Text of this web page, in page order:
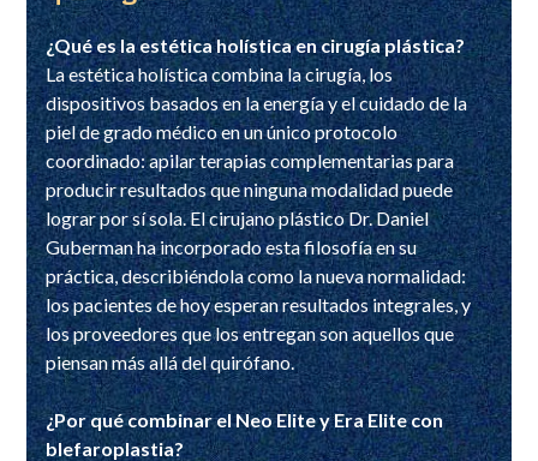
¿Qué es la estética holística en cirugía plástica?
La estética holística combina la cirugía, los
dispositivos basados en la energía y el cuidado de la
piel de grado médico en un único protocolo
coordinado: apilar terapias complementarias para
producir resultados que ninguna modalidad puede
lograr por sí sola. El cirujano plástico Dr. Daniel
Guberman ha incorporado esta filosofía en su
práctica, describiéndola como la nueva normalidad:
los pacientes de hoy esperan resultados integrales, y
los proveedores que los entregan son aquellos que
piensan más allá del quirófano.
¿Por qué combinar el Neo Elite y Era Elite con
blefaroplastia?